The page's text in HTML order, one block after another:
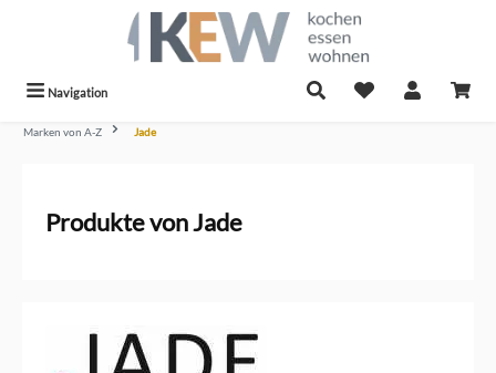
Navigation
Marken von A-Z Jade
Produkte von Jade